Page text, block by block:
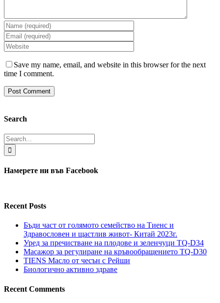
Save my name, email, and website in this browser for the next
time I comment.
Search
Search
for:
Намерете ни във Facebook
Recent Posts
Бъди част от голямото семейство на Тиенс и
Здравословен и щастлив живот- Китай 2023г.
Уред за пречистване на плодове и зеленчуци TQ-D34
Масажор за регулиране на кръвообращението TQ-D30
TIENS Масло от чесън с Рейши
Биологично активно здраве
Recent Comments